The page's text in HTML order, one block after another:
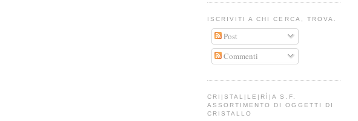
ISCRIVITI A CHI CERCA, TROVA.
Post
Commenti
CRI|STAL|LE|RÌ|A S.F.
ASSORTIMENTO DI OGGETTI DI
CRISTALLO